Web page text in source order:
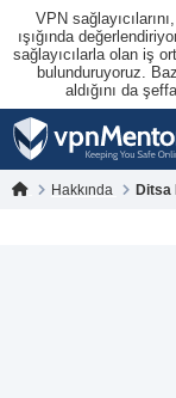
VPN
ışığında
sağlayıcılarla olan iş
bulunduruyoruz.
aldığını da
Hakkında Ditsa